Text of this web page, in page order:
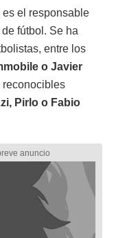
el responsable
fútbol. Se ha
entre los
o Javier
reconocibles
Pirlo o Fabio